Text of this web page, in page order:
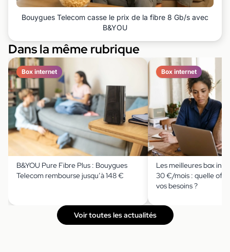
Bouygues Telecom casse le prix de la fibre 8 Gb/s avec
B&YOU
Dans la même rubrique
Box internet
B&YOU Pure Fibre Plus : Bouygues
Telecom rembourse jusqu’à 148 €
Box internet
Les meilleures box
30 €/mois : quelle
vos besoins ?
Voir toutes les actualités